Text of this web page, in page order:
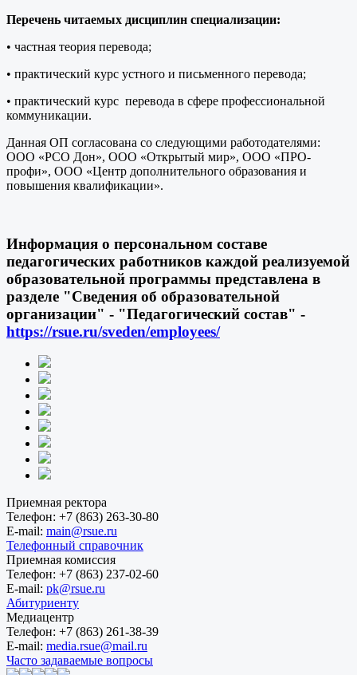
Перечень читаемых дисциплин специализации:
• частная теория перевода;
• практический курс устного и письменного перевода;
• практический курс перевода в сфере профессиональной
коммуникации.
Данная ОП согласована со следующими работодателями:
ООО «РСО Дон», ООО «Открытый мир», ООО «ПРО-
профи», ООО «Центр дополнительного образования и
повышения квалификации».
Информация о персональном составе
педагогических работников каждой реализуемой
образовательной программы представлена в
разделе "Сведения об образовательной
организации" - "Педагогический состав" -
https://rsue.ru/sveden/employees/
Приемная ректора
Телефон: +7 (863) 263-30-80
E-mail: main@rsue.ru
Телефонный справочник
Приемная комиссия
Телефон: +7 (863) 237-02-60
E-mail: pk@rsue.ru
Абитуриенту
Медиацентр
Телефон: +7 (863) 261-38-39
E-mail: media.rsue@mail.ru
Часто задаваемые вопросы